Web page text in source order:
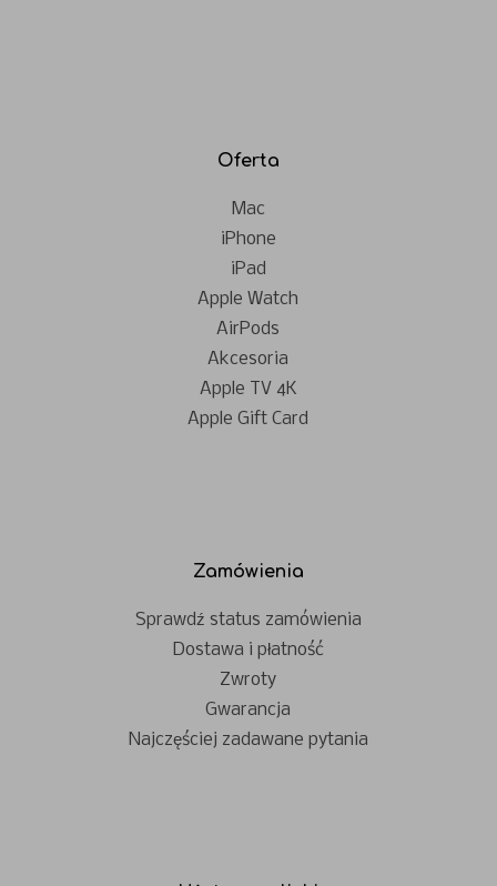
Oferta
Mac
iPhone
iPad
Apple Watch
AirPods
Akcesoria
Apple TV 4K
Apple Gift Card
Zamówienia
Sprawdź status zamówienia
Dostawa i płatność
Zwroty
Gwarancja
Najczęściej zadawane pytania